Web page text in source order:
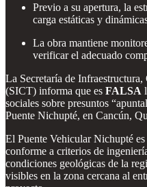
Previo a su apertura, la
carga estáticas y
La obra mantiene
verificar el adecuado
La Secretaría de
(SICT) informa que es FALSA
sociales sobre presuntos
Puente Nichupté, en Cancún,
El Puente Vehicular Nichupté
conforme a criterios de
condiciones geológicas de la
visibles en la zona cercana al